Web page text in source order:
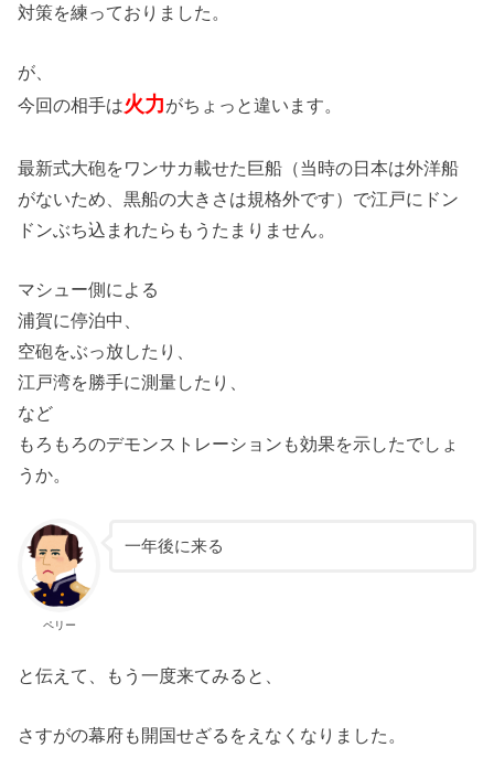
対策を練っておりました。
が、
今回の相手は火力がちょっと違います。
最新式大砲をワンサカ載せた巨船（当時の日本は外洋船
がないため、黒船の大きさは規格外です）で江戸にドン
ドンぶち込まれたらもうたまりません。
マシュー側による
浦賀に停泊中、
空砲をぶっ放したり、
江戸湾を勝手に測量したり、
など
もろもろのデモンストレーションも効果を示したでしょ
うか。
ペリー
一年後に来る
と伝えて、もう一度来てみると、
さすがの幕府も開国せざるをえなくなりました。